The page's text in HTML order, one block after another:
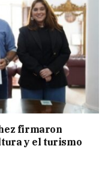
firmaron
y el turismo